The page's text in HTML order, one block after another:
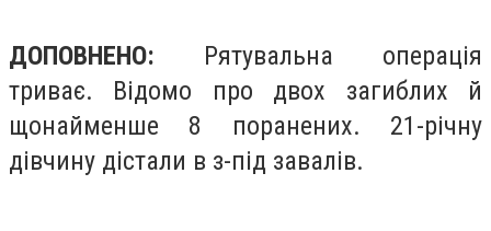
ДОПОВНЕНО: Рятувальна операція
триває. Відомо про двох загиблих й
щонайменше 8 поранених. 21-річну
дівчину дістали в з-під завалів.